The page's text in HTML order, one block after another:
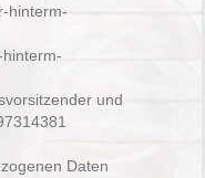
hinterm-
und
Daten